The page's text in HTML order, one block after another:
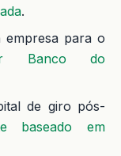
.
para o
Banco do
de giro pós-
baseado em